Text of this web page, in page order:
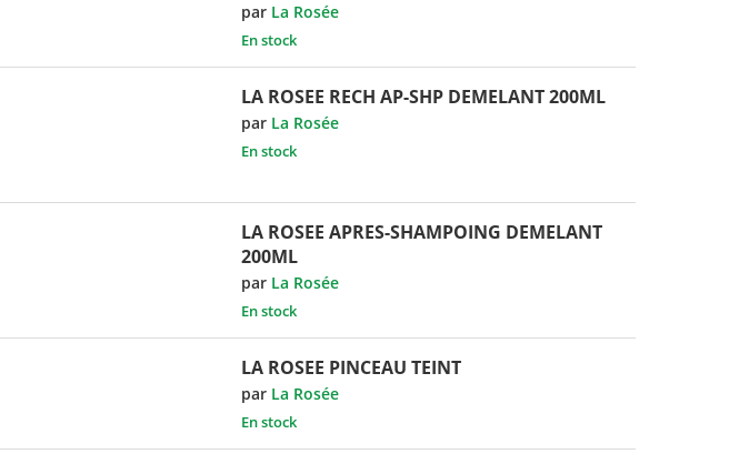
par La Rosée
En stock
LA ROSEE RECH AP-SHP DEMELANT 200ML
par La Rosée
En stock
LA ROSEE APRES-SHAMPOING DEMELANT
200ML
par La Rosée
En stock
LA ROSEE PINCEAU TEINT
par La Rosée
En stock